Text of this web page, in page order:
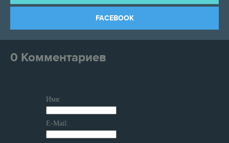
FACEBOOK
0 Комментариев
Имя:
E-Mail: